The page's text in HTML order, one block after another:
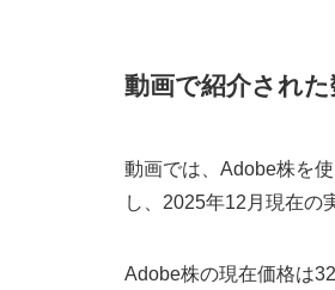
動画で紹介され
動画では、Adobe株を
し、2025年12月現在の
Adobe株の現在価格は